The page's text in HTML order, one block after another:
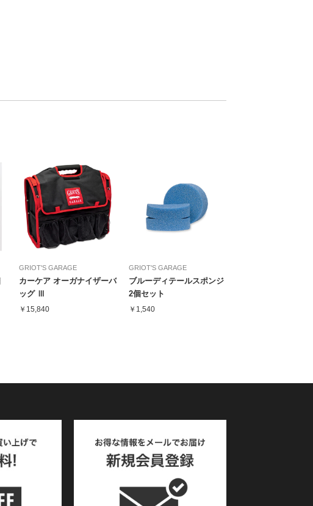
GRIOT'S GARAGE
カーケア オーガナイザーバ
ッグ Ⅲ
￥15,840
GRIOT'S GARAGE
ブルーディテールスポンジ
2個セット
￥1,540